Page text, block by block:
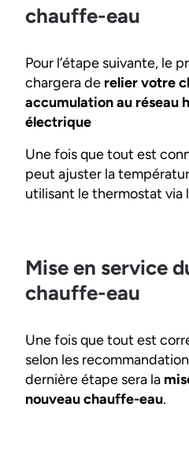
chauffe-eau
Pour l’étape suivante, le
chargera de relier votre
accumulation au réseau
électrique
Une fois que tout est
peut ajuster la
utilisant le thermostat via
Mise en service
chauffe-eau
Une fois que tout est
selon les
dernière étape sera la
nouveau chauffe-eau.